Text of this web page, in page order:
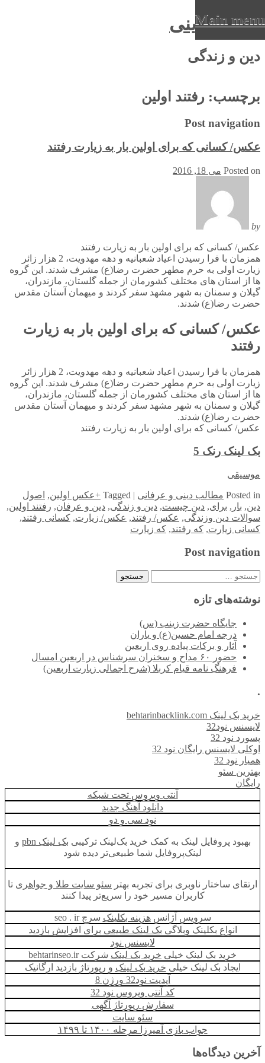
عرفان دینی
دین و زندگی
Main menu
to
content
برچسب: رفتند اولین
Post navigation
عکس/ کسانی که برای اولین بار به زیارت رفتند
Posted on می 18, 2016
by
عکس/ کسانی که برای اولین بار به زیارت رفتند
همزمان با فرا رسیدن اعیاد شعبانیه و دهه مهدویت، 2 هزار زائر
زیارت اولی به حرم مطهر حضرت رضا(ع) مشرف شدند. این گروه
‌ها از استان های مختلف کشورمان از جمله گلستان، مازندران،
گیلان و سمنان به شهر مشهد سفر کردند و میهمان آستان مقدس
حضرت رضا(ع) شدند.
عکس/ کسانی که برای اولین بار به زیارت
رفتند
همزمان با فرا رسیدن اعیاد شعبانیه و دهه مهدویت، 2 هزار زائر
زیارت اولی به حرم مطهر حضرت رضا(ع) مشرف شدند. این گروه
‌ها از استان های مختلف کشورمان از جمله گلستان، مازندران،
گیلان و سمنان به شهر مشهد سفر کردند و میهمان آستان مقدس
حضرت رضا(ع) شدند.
عکس/ کسانی که برای اولین بار به زیارت رفتند
بک لینک رنک 5
موسیقی
Posted in مطالب دینی و عرفانی |
Tagged +عکس اولین, اصول
دین, بار , برای, دین چیست, دین و زندگی, دین و عرفان, رفتند اولین,
سوالات دین وزندگی, عکس/ رفتند, عکس/ زیارت, کسانی رفتند,
کسانی زیارت, که رفتند, که زیارت
Post navigation
جستجو
نوشته‌های تازه
جایگاه حضرت زینب (س)
درجه امام حسین(ع) و یاران
آثار و برکات پیاده روی اربعین
حضور ۶۰ مداح و سخنران سرشناس در اربعین امسال
فرهنگ نامه قیام کربلا (شرح اجمالی زیارت اربعین)
.
خرید بک لینک behtarinbacklink.com
لایسنس نود32
پسورد نود 32
اوکلی لایسنس رایگان نود 32
همیار نود 32
بهترین سئو
رایگان
آنتی ویروس تحت شبکه
دانلود آهنگ جدید
نود سی و دو
بهبود پروفایل لینک به کمک خرید بک‌لینک ترکیبی بک لینک pbn
و
لینک‌پروفایل شما طبیعی‌تر دیده شود
ارتقای ساختار ناوبری برای تجربه بهتر سئو سایت طلا و جواهری تا
کاربران مسیر خود را سریع‌تر پیدا کنند
سرویس آژانسهزینه بکلینک سرچ seo . ir
انواع بکلینک وبلاگی بک لینک طبیعی برای افزايش بازديد
لایسنس نود
خرید بک لینک خیلی خرید بک لینک شرکت behtarinseo.ir
ایجاد بک لینک خیلی خرید بک لینک و رپورتاژ بازدید ارگانیک
آپدیت نود32 ورژن 8
کد آنتی ویروس نود 32
سفارش رپورتاژ آگهی
سئو سایت
جواب بازی آمیرزا مرحله ۱۴۰۰ تا ۱۴۹۹
آخرین دیدگاه‌ها